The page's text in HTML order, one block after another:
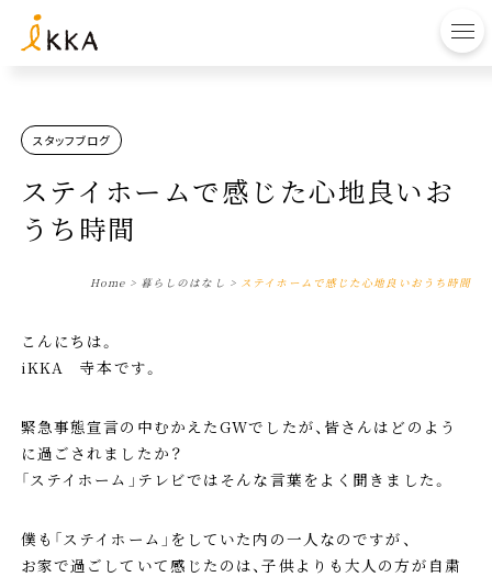
スタッフブログ
ステイホームで感じた心地良いお
うち時間
Home > 暮らしのはなし > ステイホームで感じた心地良いおうち時間
こんにちは。
iKKA 寺本です。
緊急事態宣言の中むかえたGWでしたが、皆さんはどのよう
に過ごされましたか？
「ステイホーム」テレビではそんな言葉をよく聞きました。
僕も「ステイホーム」をしていた内の一人なのですが、
お家で過ごしていて感じたのは、子供よりも大人の方が自粛